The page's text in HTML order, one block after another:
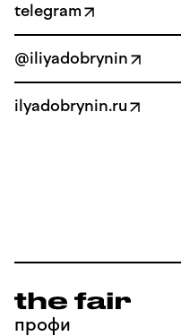
telegram
@iliyadobrynin
ilyadobrynin.ru
профи